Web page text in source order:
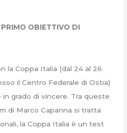
OBIETTIVO DI
la Coppa Italia (dal 24 al 26
il Centro Federale di Ostia)
grado di vincere. Tra queste
di Marco Capanna si tratta
la Coppa Italia è un test